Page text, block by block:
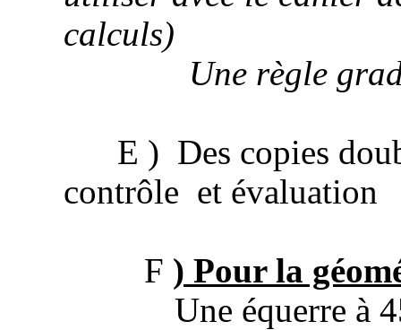
calculs)
Une règle
E ) Des copies
contrôle et évaluation
F ) Pour la
Une équerre à